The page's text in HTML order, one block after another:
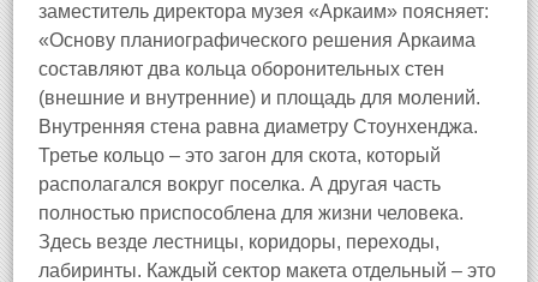
заместитель директора музея «Аркаим» поясняет:
«Основу планиографического решения Аркаима
составляют два кольца оборонительных стен
(внешние и внутренние) и площадь для молений.
Внутренняя стена равна диаметру Стоунхенджа.
Третье кольцо – это загон для скота, который
располагался вокруг поселка. А другая часть
полностью приспособлена для жизни человека.
Здесь везде лестницы, коридоры, переходы,
лабиринты. Каждый сектор макета отдельный – это